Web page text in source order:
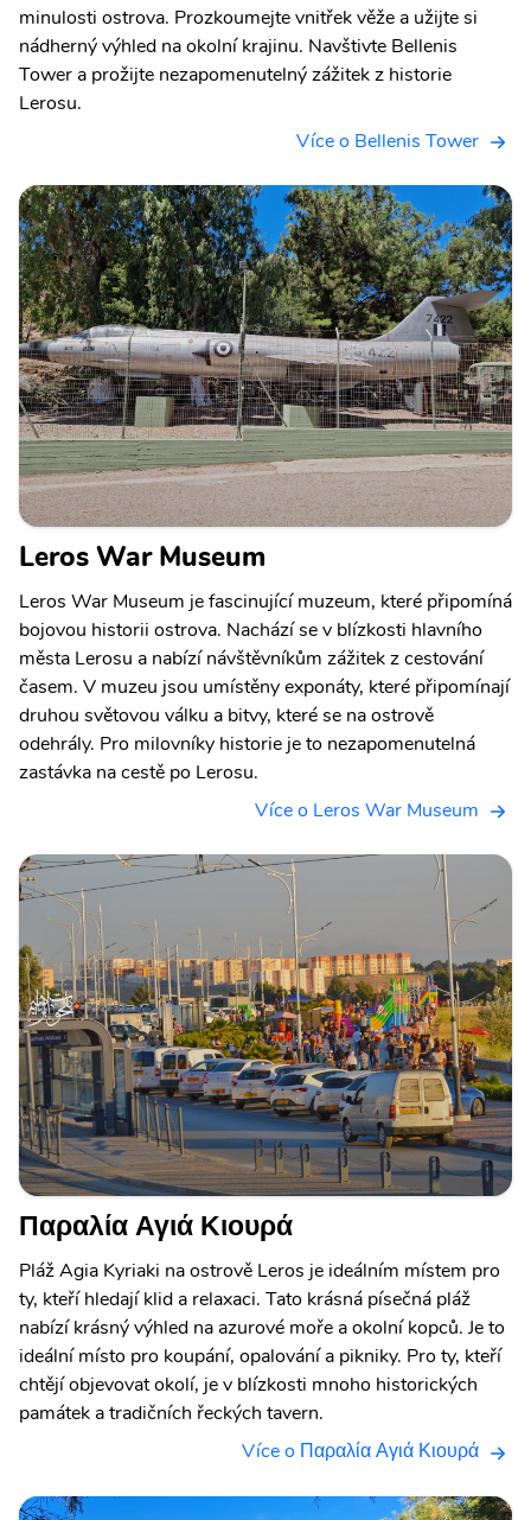
minulosti ostrova. Prozkoumejte vnitřek věže a užijte si
nádherný výhled na okolní krajinu. Navštivte Bellenis
Tower a prožijte nezapomenutelný zážitek z historie
Lerosu.
Více o Bellenis Tower
Leros War Museum
Leros War Museum je fascinující muzeum, které připomíná
bojovou historii ostrova. Nachází se v blízkosti hlavního
města Lerosu a nabízí návštěvníkům zážitek z cestování
časem. V muzeu jsou umístěny exponáty, které připomínají
druhou světovou válku a bitvy, které se na ostrově
odehrály. Pro milovníky historie je to nezapomenutelná
zastávka na cestě po Lerosu.
Více o Leros War Museum
Παραλία Αγιά Κιουρά
Pláž Agia Kyriaki na ostrově Leros je ideálním místem pro
ty, kteří hledají klid a relaxaci. Tato krásná písečná pláž
nabízí krásný výhled na azurové moře a okolní kopců. Je to
ideální místo pro koupání, opalování a pikniky. Pro ty, kteří
chtějí objevovat okolí, je v blízkosti mnoho historických
památek a tradičních řeckých tavern.
Více o Παραλία Αγιά Κιουρά